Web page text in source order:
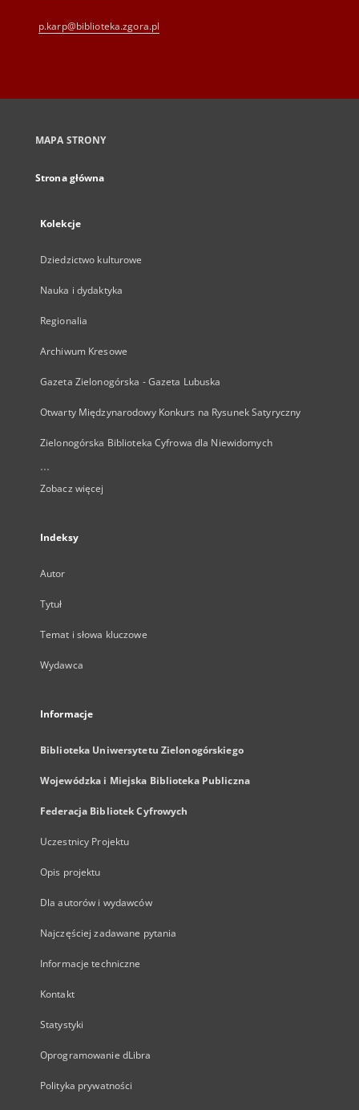
p.karp@biblioteka.zgora.pl
MAPA STRONY
Strona główna
Kolekcje
Dziedzictwo kulturowe
Nauka i dydaktyka
Regionalia
Archiwum Kresowe
Gazeta Zielonogórska - Gazeta Lubuska
Otwarty Międzynarodowy Konkurs na Rysunek Satyryczny
Zielonogórska Biblioteka Cyfrowa dla Niewidomych
...
Zobacz więcej
Indeksy
Autor
Tytuł
Temat i słowa kluczowe
Wydawca
Informacje
Biblioteka Uniwersytetu Zielonogórskiego
Wojewódzka i Miejska Biblioteka Publiczna
Federacja Bibliotek Cyfrowych
Uczestnicy Projektu
Opis projektu
Dla autorów i wydawców
Najczęściej zadawane pytania
Informacje techniczne
Kontakt
Statystyki
Oprogramowanie dLibra
Polityka prywatności